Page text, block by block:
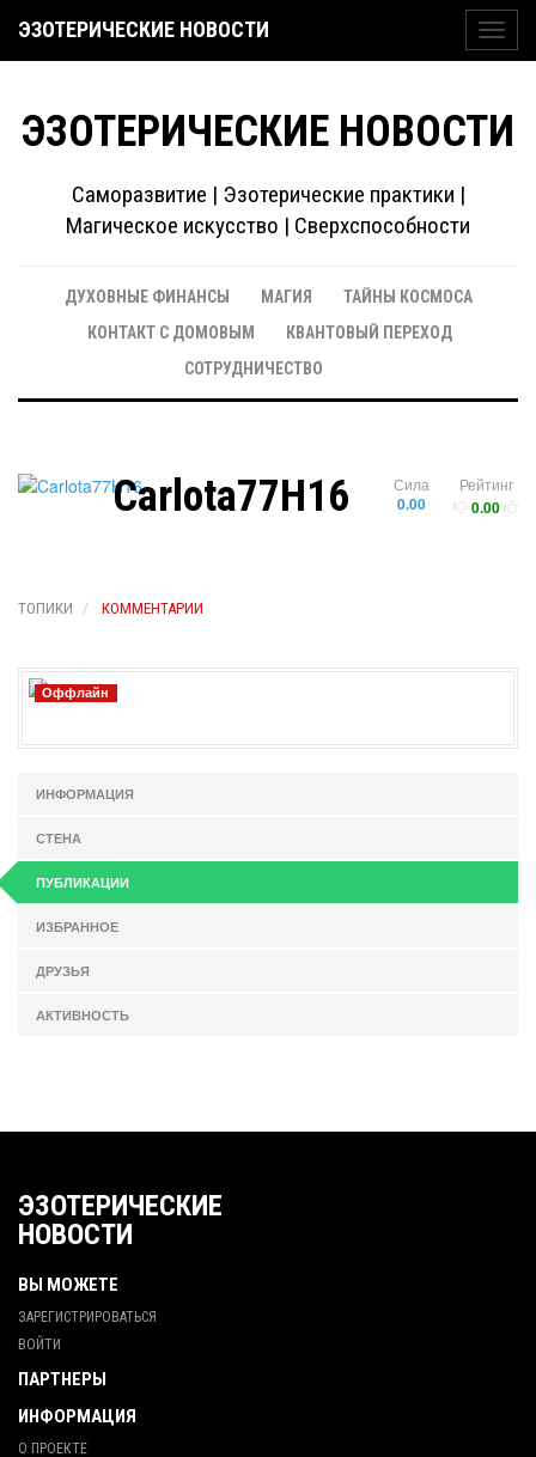
ЭЗОТЕРИЧЕСКИЕ НОВОСТИ
ЭЗОТЕРИЧЕСКИЕ НОВОСТИ
Саморазвитие | Эзотерические практики |
Магическое искусство | Сверхспособности
ДУХОВНЫЕ ФИНАНСЫ МАГИЯ
ТАЙНЫ КОСМОСА
КОНТАКТ С ДОМОВЫМ
КВАНТОВЫЙ ПЕРЕХОД
СОТРУДНИЧЕСТВО
Рейтинг
0.00
Сила
0.00
Carlota77H16
ТОПИКИ КОММЕНТАРИИ
Оффлайн
ИНФОРМАЦИЯ
СТЕНА
ПУБЛИКАЦИИ
ИЗБРАННОЕ
ДРУЗЬЯ
АКТИВНОСТЬ
ЭЗОТЕРИЧЕСКИЕ
НОВОСТИ
ВЫ МОЖЕТЕ
ЗАРЕГИСТРИРОВАТЬСЯ
ВОЙТИ
ПАРТНЕРЫ
ИНФОРМАЦИЯ
О ПРОЕКТЕ